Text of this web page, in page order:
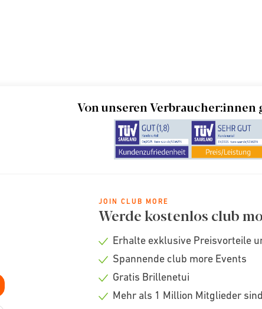
Von unseren Verbraucher:innen
JOIN CLUB MORE
Werde kostenlos club
Check
Erhalte exklusive Preisvorteile
Check
Spannende club more Events
Check
Gratis Brillenetui
Mehr als 1 Million Mitglieder